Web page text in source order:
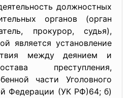
должностных
органов (орган
прокурор, судья),
является установление
между деянием и
преступления,
части Уголовного
Федерации (УК РФ)64; б)